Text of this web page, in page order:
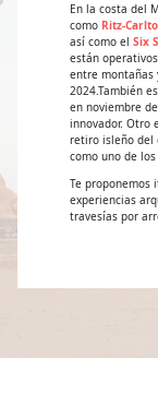
En la costa del
como Ritz-
así como el Six
están
entre montañas
2024.También
en noviembre
innovador. Otro
retiro isleño del
como uno de
Te proponemos
experiencias
travesías por